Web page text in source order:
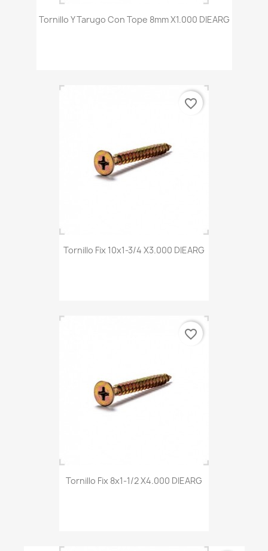
Tornillo Y Tarugo Con Tope 8mm X1.000 DIEARG
Tornillo Fix 10x1-3/4 X3.000 DIEARG
favorite_border
Tornillo Fix 8x1-1/2 X4.000 DIEARG
favorite_border